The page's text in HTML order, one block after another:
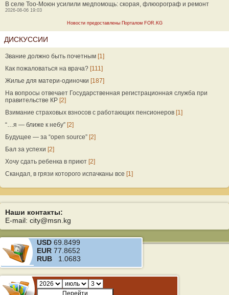
В селе Тоо-Моюн усилили медпомощь: скорая, флюорограф и ремонт
2026-08-06 19:03
Новости предоставлены Порталом FOR.KG
ДИСКУССИИ
Звание должно быть почетным [1]
Как пожаловаться на врача? [111]
Жилье для матери-одиночки [187]
На вопросы отвечает Государственная регистрационная служба при
правительстве КР [2]
Взимание страховых взносов с работающих пенсионеров [1]
“…я — ближе к небу” [2]
Будущее — за “open source” [2]
Бал за успехи [2]
Хочу сдать ребенка в приют [2]
Скандал, в грязи которого испачканы все [1]
Наши контакты:
E-mail: city@msn.kg
USD 69.8499
EUR 77.8652
RUB 1.0683